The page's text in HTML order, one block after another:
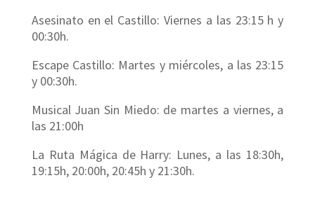
Asesinato en el Castillo: Viernes a las 23:15 h y
00:30h.
Escape Castillo: Martes y miércoles, a las 23:15
y 00:30h.
Musical Juan Sin Miedo: de martes a viernes, a
las 21:00h
La Ruta Mágica de Harry: Lunes, a las 18:30h,
19:15h, 20:00h, 20:45h y 21:30h.